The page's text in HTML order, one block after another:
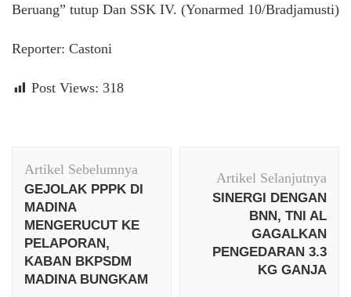
Beruang” tutup Dan SSK IV. (Yonarmed 10/Bradjamusti)
Reporter: Castoni
Post Views: 318
Artikel
Artikel Sebelumnya
GEJOLAK PPPK DI
MADINA
MENGERUCUT KE
PELAPORAN,
KABAN BKPSDM
MADINA BUNGKAM
Artikel Selanjutnya
SINERGI DENGAN
BNN, TNI AL
GAGALKAN
PENGEDARAN 3.3
KG GANJA